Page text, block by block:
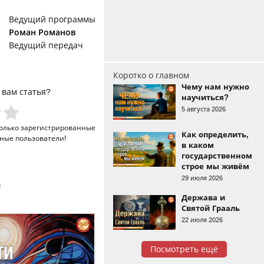
Ведущий программы
Роман Романов
Ведущий передач
статья?
зарегистрированные
пользователи!
Коротко о главном
Чему нам нужно
научиться?
5 августа 2026
Как определить,
в каком
государственном
строе мы живём
29 июля 2026
Держава и
Святой Грааль
22 июля 2026
Посмотреть ещё